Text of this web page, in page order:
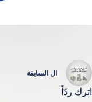
ال السابقة
اترك ردّاً